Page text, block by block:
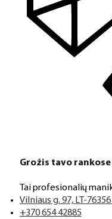
Greitas pristatymas
Visus produktus
Jeigu turite klausimų
Aukštos kokybės
Mes siūlome tik
Grožis tavo rankose
Tai profesionalių
Vilniaus g. 97, LT-
+370 654 42885